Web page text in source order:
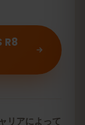
R8
リアによって